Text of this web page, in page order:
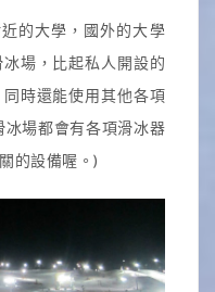
的大學，國外的大學
場，比起私人開設的
時還能使用其他各項
冰場都會有各項滑冰器
的設備喔。)